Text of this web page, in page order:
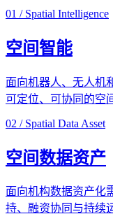
01 / Spatial Intelligence
空间智能
面向机器人、无人机
可定位、可协同的空
02 / Spatial Data Asset
空间数据资产
面向机构数据资产化
持、融资协同与持续